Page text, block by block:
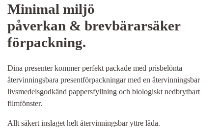
Minimal miljö
påverkan & brevbärarsäker
förpackning.
Dina presenter kommer perfekt packade med prisbelönta
återvinningsbara presentförpackningar med en återvinningsbar
livsmedelsgodkänd pappersfyllning och biologiskt nedbrytbart
filmfönster.
Allt säkert inslaget helt återvinningsbar yttre låda.